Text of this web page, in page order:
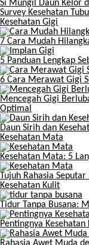
Si Mungil Daun Kelor
Survey Kesehatan
Kesehatan Gigi
7 Cara Mudah
5 Panduan Lengkap
6 Cara Merawat Gigi
Mencegah Gigi
Optimal
Daun Sirih dan
Kesehatan Mata
Kesehatan Mata: 5
Tujuh Rahasia
Kesehatan Kulit
Tidur Tanpa Busana:
Pentingnya Kesehatan